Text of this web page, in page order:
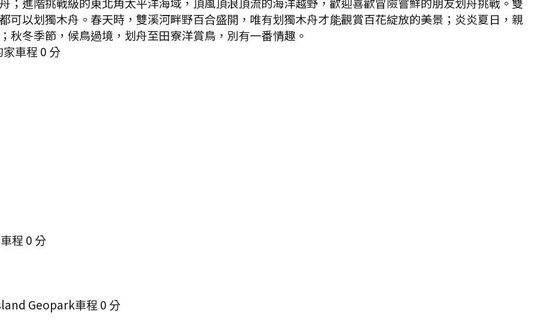
可以划獨木舟。春天時，雙溪河畔野百合盛開，唯有划獨木舟才能觀賞百花綻放的美景；炎炎夏日，親
秋冬季節，候鳥過境，划舟至田寮洋賞鳥，別有一番情趣。
家車程 0 分
車程 0 分
Geopark車程 0 分